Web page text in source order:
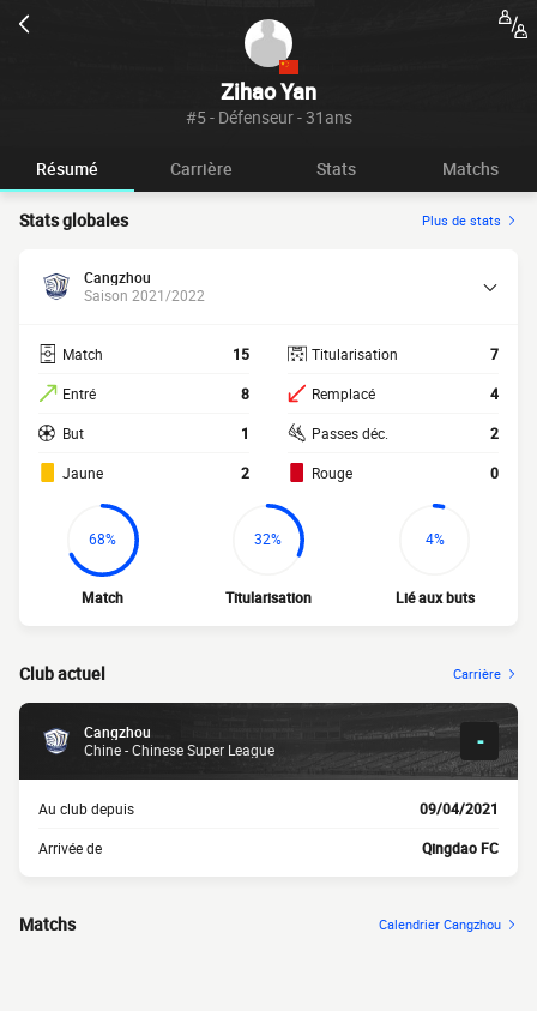
Zihao Yan
#5 - Défenseur - 31ans
Résumé Carrière Stats Matchs
Stats globales Plus de stats
Cangzhou
Saison 2021/2022
Match 15
Entré 8
But 1
Jaune 2
Titularisation 7
Remplacé 4
Passes déc. 2
Rouge 0
68%
Match
32%
Titularisation
4%
Lié aux buts
Club actuel Carrière
Cangzhou
Chine - Chinese Super League
-
Au club depuis 09/04/2021
Arrivée de Qingdao FC
Matchs Calendrier Cangzhou